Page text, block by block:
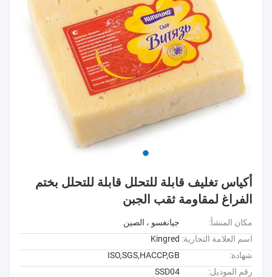
أكياس تغليف قابلة للتحلل قابلة للتحلل بختم
الفراغ لمقاومة ثقب الجبن
مكان المنشأ:
جيانغسو ، الصين
اسم العلامة التجارية: Kingred
شهادة:
ISO,SGS,HACCP,GB
رقم الموديل:
SSD04